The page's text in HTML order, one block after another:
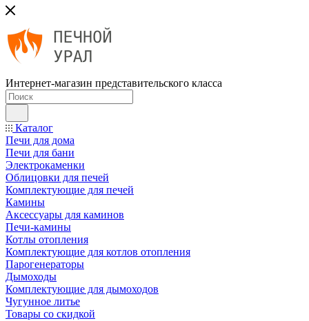
Интернет-магазин представительского класса
Каталог
Печи для дома
Печи для бани
Электрокаменки
Облицовки для печей
Комплектующие для печей
Камины
Аксессуары для каминов
Печи-камины
Котлы отопления
Комплектующие для котлов отопления
Парогенераторы
Дымоходы
Комплектующие для дымоходов
Чугунное литье
Товары со скидкой